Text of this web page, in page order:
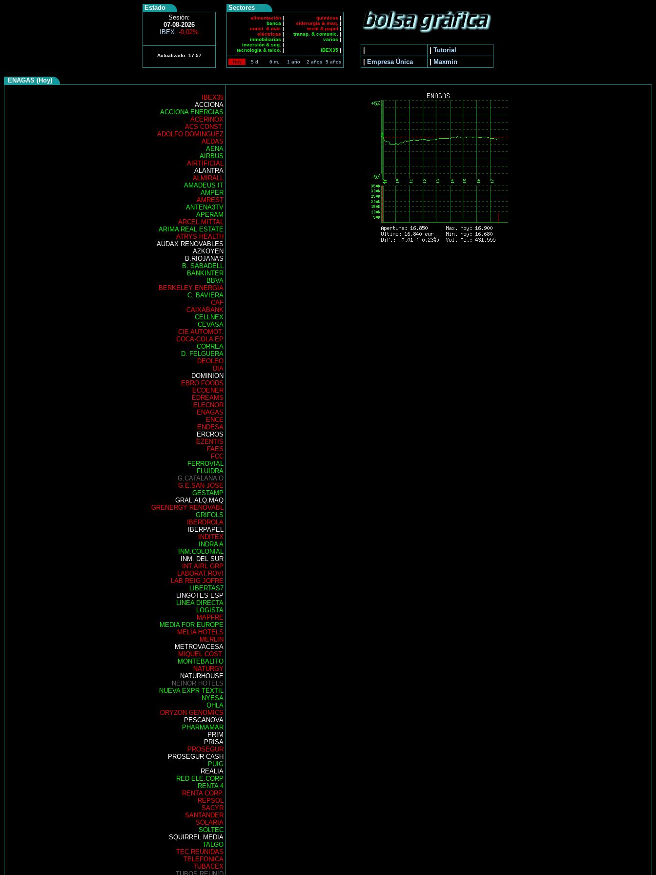
Estado
Sesión:
07-08-2026
IBEX: -0,02%
Actualizado: 17:57
Sectores
alimentación |
banca |
const. & mat. |
eléctricas |
inmobiliarias |
inversión & seg. |
tecnología & telco. |
quimicas |
siderurgia & maq. |
textil & papel |
transp. & comunic.
|
varios |
IBEX35 |
Hoy 5 d. 6 m. 1 año 2 años 5 años
Tutorial
Empresa Única Maxmin
ENAGAS (Hoy)
IBEX35
ACCIONA
ACCIONA ENERGIAS
ACERINOX
ACS CONST.
ADOLFO DOMINGUEZ
AEDAS
AENA
AIRBUS
AIRTIFICIAL
ALANTRA
ALMIRALL
AMADEUS IT
AMPER
AMREST
ANTENA3TV
APERAM
ARCEL.MITTAL
ARIMA REAL ESTATE
ATRYS HEALTH
AUDAX RENOVABLES
AZKOYEN
B.RIOJANAS
B. SABADELL
BANKINTER
BBVA
BERKELEY ENERGIA
C. BAVIERA
CAF
CAIXABANK
CELLNEX
CEVASA
CIE AUTOMOT.
COCA-COLA EP
CORREA
D. FELGUERA
DEOLEO
DIA
DOMINION
EBRO FOODS
ECOENER
EDREAMS
ELECNOR
ENAGAS
ENCE
ENDESA
ERCROS
EZENTIS
FAES
FCC
FERROVIAL
FLUIDRA
G.CATALANA O
G.E.SAN JOSE
GESTAMP
GRAL.ALQ.MAQ
GRENERGY RENOVABL
GRIFOLS
IBERDROLA
IBERPAPEL
INDITEX
INDRA A
INM.COLONIAL
INM. DEL SUR
INT.AIRL.GRP
LABORAT.ROVI
LAB REIG JOFRE
LIBERTAS7
LINGOTES ESP
LINEA DIRECTA
LOGISTA
MAPFRE
MEDIA FOR EUROPE
MELIA HOTELS
MERLIN
METROVACESA
MIQUEL COST.
MONTEBALITO
NATURGY
NATURHOUSE
NEINOR HOTELS
NUEVA EXPR TEXTIL
NYESA
OHLA
ORYZON GENOMICS
PESCANOVA
PHARMAMAR
PRIM
PRISA
PROSEGUR
PROSEGUR CASH
PUIG
REALIA
RED ELE.CORP
RENTA 4
RENTA CORP.
REPSOL
SACYR
SANTANDER
SOLARIA
SOLTEC
SQUIRREL MEDIA
TALGO
TEC.REUNIDAS
TELEFONICA
TUBACEX